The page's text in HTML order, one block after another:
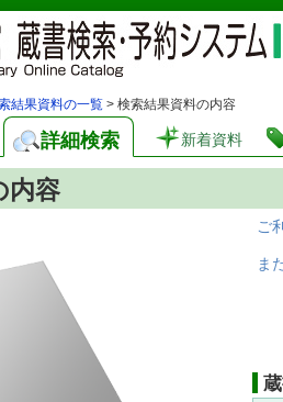
結果資料の一覧 > 検索結果資料の内容
詳細検索 新着資料
内容
ご
ま